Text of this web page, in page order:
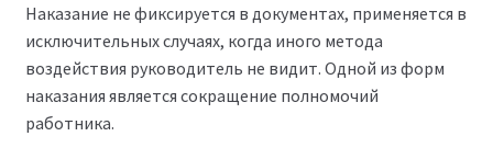
Наказание не фиксируется в документах, применяется в
исключительных случаях, когда иного метода
воздействия руководитель не видит. Одной из форм
наказания является сокращение полномочий
работника.